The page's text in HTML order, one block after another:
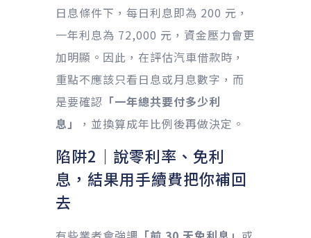
日息條件下，每日利息即為 200 元，
一年利息為 72,000 元，資金壓力會更
加明顯。因此，在評估汽車借款時，
重點不應該只看日息或月息數字，而
是要確認 「一年總共要付多少利
息」
，並換算成年比例後再做決定。
陷阱2｜說零利率、免利
息，結果用手續費把你補回
去